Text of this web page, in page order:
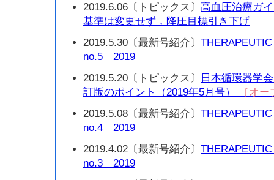
2019.6.06〔トピックス〕 高血圧治療ガ
基準は変更せず，降圧目標引き下げ
2019.5.30〔最新号紹介〕
no.5 2019
2019.5.20〔トピックス〕
日本循環器学
訂版のポイント（2019年5月号）
［オ
2019.5.08〔最新号紹介〕
no.4 2019
2019.4.02〔最新号紹介〕
no.3 2019